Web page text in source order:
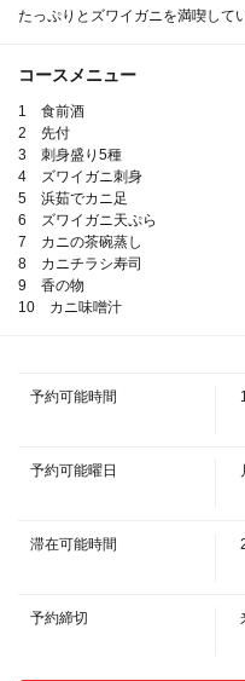
たっぷりとズワイガニを満喫して
コースメニュー
1 食前酒
2 先付
3 刺身盛り5種
4 ズワイガニ刺身
5 浜茹でカニ足
6 ズワイガニ天ぷら
7 カニの茶碗蒸し
8 カニチラシ寿司
9 香の物
10 カニ味噌汁
予約可能時間
予約可能曜日
滞在可能時間
予約締切
大阪府大阪市淀川区西中島３
お店情